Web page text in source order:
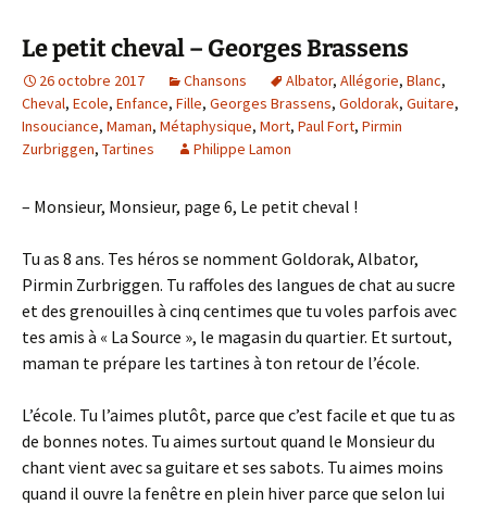
Le petit cheval – Georges Brassens
26 octobre 2017 Chansons Albator, Allégorie, Blanc,
Cheval, Ecole, Enfance, Fille, Georges Brassens, Goldorak, Guitare,
Insouciance, Maman, Métaphysique, Mort, Paul Fort, Pirmin
Zurbriggen, Tartines Philippe Lamon
– Monsieur, Monsieur, page 6, Le petit cheval !
Tu as 8 ans. Tes héros se nomment Goldorak, Albator,
Pirmin Zurbriggen. Tu raffoles des langues de chat au sucre
et des grenouilles à cinq centimes que tu voles parfois avec
tes amis à « La Source », le magasin du quartier. Et surtout,
maman te prépare les tartines à ton retour de l’école.
L’école. Tu l’aimes plutôt, parce que c’est facile et que tu as
de bonnes notes. Tu aimes surtout quand le Monsieur du
chant vient avec sa guitare et ses sabots. Tu aimes moins
quand il ouvre la fenêtre en plein hiver parce que selon lui